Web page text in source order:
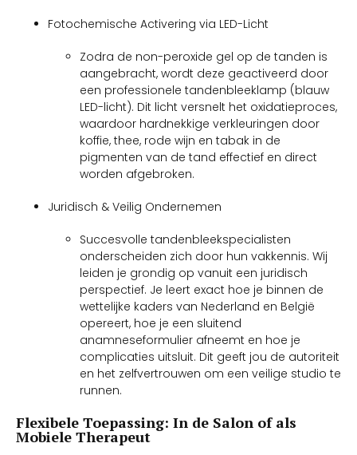
Fotochemische Activering via LED-Licht
Zodra de non-peroxide gel op de tanden is
aangebracht, wordt deze geactiveerd door
een professionele tandenbleeklamp (blauw
LED-licht). Dit licht versnelt het oxidatieproces,
waardoor hardnekkige verkleuringen door
koffie, thee, rode wijn en tabak in de
pigmenten van de tand effectief en direct
worden afgebroken.
Juridisch & Veilig Ondernemen
Succesvolle tandenbleekspecialisten
onderscheiden zich door hun vakkennis. Wij
leiden je grondig op vanuit een juridisch
perspectief. Je leert exact hoe je binnen de
wettelijke kaders van Nederland en België
opereert, hoe je een sluitend
anamneseformulier afneemt en hoe je
complicaties uitsluit. Dit geeft jou de autoriteit
en het zelfvertrouwen om een veilige studio te
runnen.
Flexibele Toepassing: In de Salon of als
Mobiele Therapeut